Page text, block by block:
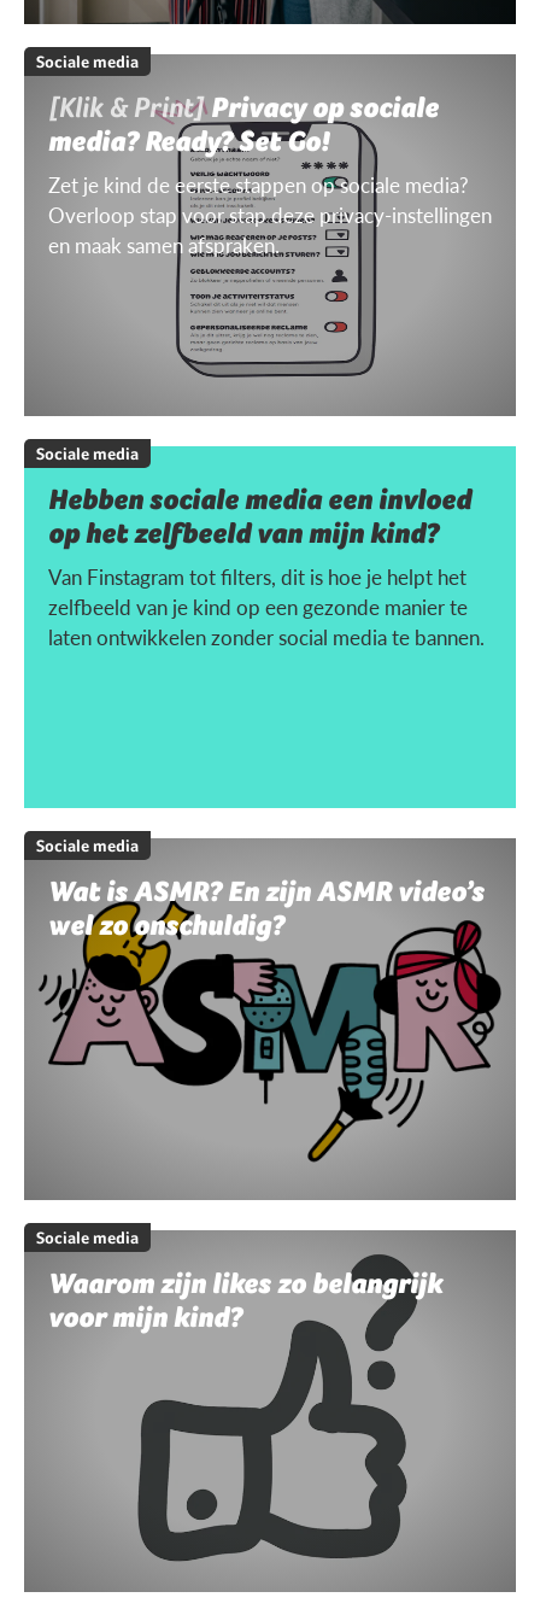
Sociale media
[Klik & Print]Privacy op sociale
media? Ready? Set Go!
Zet je kind de eerste stappen op sociale media?
Overloop stap voor stap deze privacy-instellingen
en maak samen afspraken.
Sociale media
Hebben sociale media een invloed
op het zelfbeeld van mijn kind?
Van Finstagram tot filters, dit is hoe je helpt het
zelfbeeld van je kind op een gezonde manier te
laten ontwikkelen zonder social media te bannen.
Sociale media
Wat is ASMR? En zijn ASMR video’s
wel zo onschuldig?
Sociale media
Waarom zijn likes zo belangrijk
voor mijn kind?